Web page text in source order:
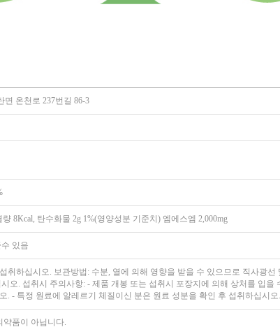
온천로 237번길 86-3
8Kcal, 탄수화물 2g 1%(영양성분 기준치) 엠에스엠 2,000mg
있음
취하십시오. 보관방법: 수분, 열에 의해 영향을 받을 수 있으므로 직사광
오. 섭취시 주의사항: - 제품 개봉 또는 섭취시 포장지에 의해 상처를 입을
. - 특정 원료에 알레르기 체질이신 분은 원료 성분을 확인 후 섭취하십시
약품이 아닙니다.